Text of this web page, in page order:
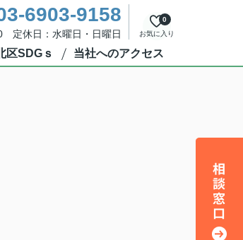
6903-9158
定休日：水曜日・日曜日 お気に入り
0
区SDGｓ 当社へのアクセス